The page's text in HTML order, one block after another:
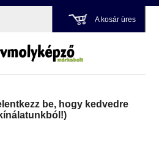
A kosár üres
be, hogy kedvedre